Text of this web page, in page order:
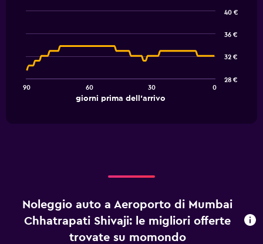
chart
data
points.
The
Range:
91
categories.
giorni prima dell'arrivo
90 60 30 0
28 €
32 €
36 €
40 €
Noleggio auto a Aeroporto di Mumbai
Chhatrapati Shivaji: le migliori offerte
trovate su momondo